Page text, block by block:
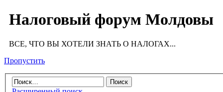
Налоговый форум Молдовы
ВСЕ, ЧТО ВЫ ХОТЕЛИ ЗНАТЬ О НАЛОГАХ...
Пропустить